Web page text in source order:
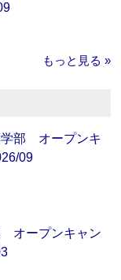
もっと見る »
部 オープンキ
09
オープンキャン